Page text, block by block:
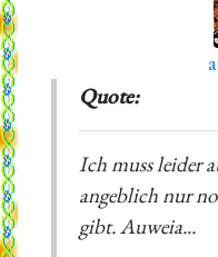
Quote:
Ich muss leider
angeblich nur
gibt. Auweia...